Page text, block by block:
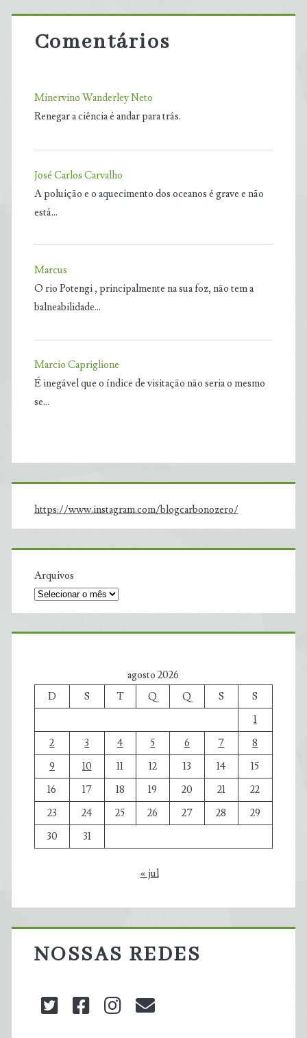
Comentários
Minervino Wanderley Neto
Renegar a ciência é andar para trás.
José Carlos Carvalho
A poluição e o aquecimento dos oceanos é grave e não
está…
Marcus
O rio Potengi , principalmente na sua foz, não tem a
balneabilidade…
Marcio Capriglione
É inegável que o índice de visitação não seria o mesmo
se…
https://www.instagram.com/blogcarbonozero/
Arquivos
agosto 2026
D
S T Q Q S
S
1
2
3 4 5 6 7
8
9
10 11 12 13 14
15
16
17 18 19 20 21
22
23
24 25 26 27 28
29
30
31
« jul
NOSSAS REDES
twitterfacebookinstagram